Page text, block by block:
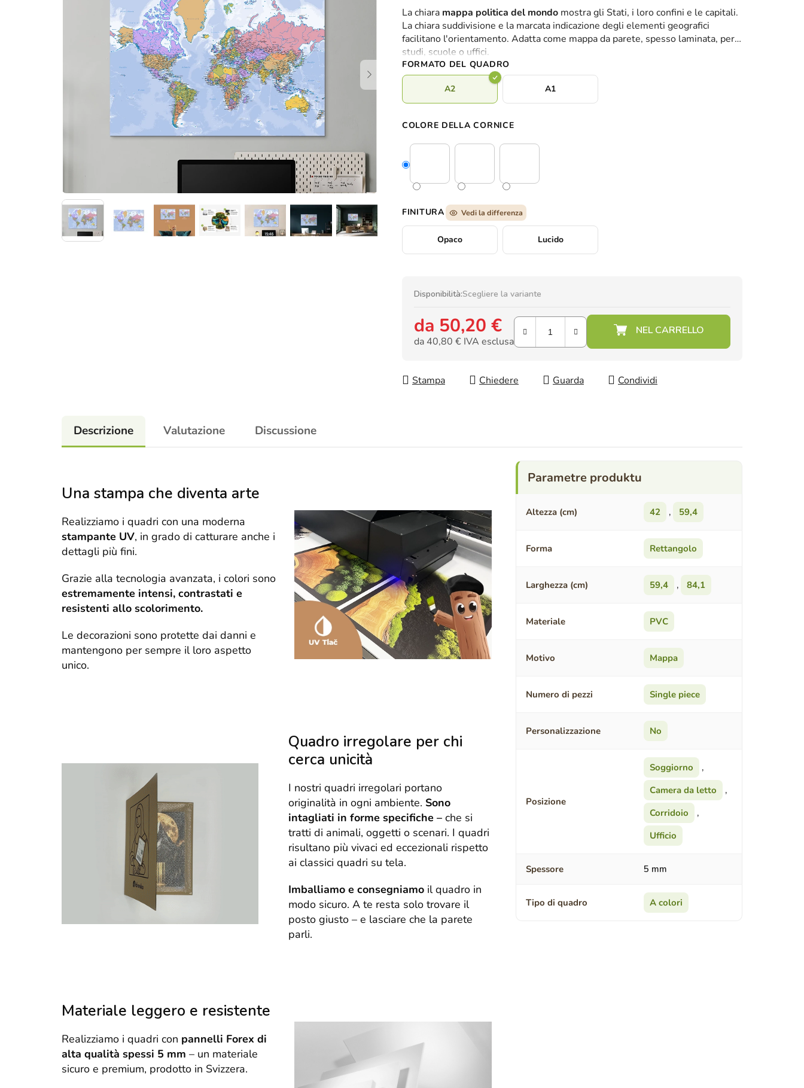
media
del
prodotto
è
0,0
su
La chiara mappa politica del mondo mostra gli Stati, i loro confini e le capitali.
La chiara suddivisione e la marcata indicazione degli elementi geografici
facilitano l'orientamento. Adatta come mappa da parete, spesso laminata, per
studi, scuole o uffici.
FORMATO DEL QUADRO
A2 A1
COLORE DELLA CORNICE
FINITURA Vedi la differenza
Opaco Lucido
Disponibilità:Scegliere la variante
da 50,20 €
da 40,80 € IVA esclusa
Stampa
Chiedere Guarda Condividi
Descrizione Valutazione Discussione
Una stampa che diventa arte
Realizziamo i quadri con una moderna
stampante UV, in grado di catturare anche i
dettagli più fini.
Grazie alla tecnologia avanzata, i colori sono
estremamente intensi, contrastati e
resistenti allo scolorimento.
Le decorazioni sono protette dai danni e
mantengono per sempre il loro aspetto
unico.
Quadro irregolare per chi
cerca unicità
I nostri quadri irregolari portano
originalità in ogni ambiente. Sono
intagliati in forme specifiche – che si
tratti di animali, oggetti o scenari. I quadri
risultano più vivaci ed eccezionali rispetto
ai classici quadri su tela.
Imballiamo e consegniamo il quadro in
modo sicuro. A te resta solo trovare il
posto giusto – e lasciare che la parete
parli.
Materiale leggero e resistente
Realizziamo i quadri con pannelli Forex di
alta qualità spessi 5 mm – un materiale
sicuro e premium, prodotto in Svizzera.
Altezza (cm) 42 , 59,4
Forma Rettangolo
Larghezza (cm) 59,4 , 84,1
Materiale PVC
Motivo Mappa
Numero di pezzi Single piece
Personalizzazione No
Posizione
Soggiorno
,
Camera da letto
,
Corridoio
,
Ufficio
Spessore 5 mm
Tipo di quadro A colori